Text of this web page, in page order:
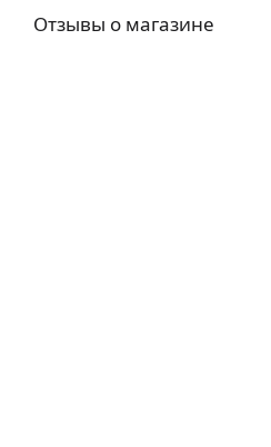
Отзывы о магазине